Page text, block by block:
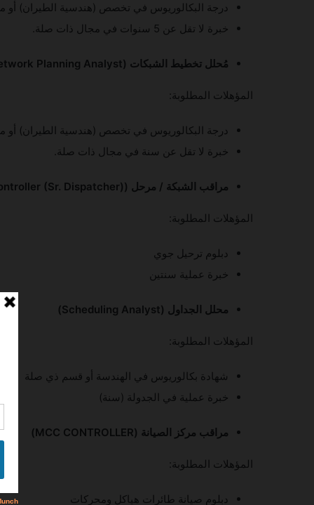
درجة البكالوريوس في تخصص (هندسية الطيران) أو ما
خبرة لا تقل عن 5 سنوات في مجال ذات صلة.
مُحلل تخطيط الشبكات (Network Planning Analyst):
المؤهلات المطلوبة:
درجة البكالوريوس في تخصص (هندسية الطيران) أو ما
خبرة لا تقل عن سنة في مجال ذات صلة.
مراقب الشبكة / مرحل (Network Controller (Sr. Dispatcher))
المؤهلات المطلوبة:
دبلوم ترحيل جوي
خبرة عملية سنتين
محلل الجداول (Scheduling Analyst)
المؤهلات المطلوبة:
شهادة بكالوريوس في الهندسة أو قسم ذي صلة
خبرة عملية في الجدولة (سنة)
مراقب مركز الصيانة (MCC CONTROLLER)
المؤهلات المطلوبة:
دبلوم صيانة طائرات هياكل ومحركات